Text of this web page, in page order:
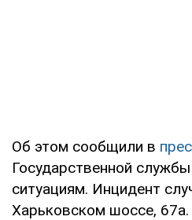
Об этом сообщили в
Государственной
ситуациям. Инцидент
Харьковском шоссе, 67а.